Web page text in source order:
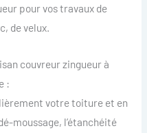
pour vos travaux de
de velux.
couvreur zingueur à
:
votre toiture et en
moussage, l’étanchéité